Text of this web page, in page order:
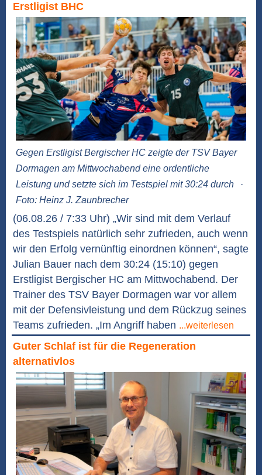
Erstligist BHC
Gegen Erstligist Bergischer HC zeigte der TSV Bayer
Dormagen am Mittwochabend eine ordentliche
Leistung und setzte sich im Testspiel mit 30:24 durch
·
Foto: Heinz J. Zaunbrecher
(06.08.26 / 7:33 Uhr) „Wir sind mit dem Verlauf
des Testspiels natürlich sehr zufrieden, auch wenn
wir den Erfolg vernünftig einordnen können“, sagte
Julian Bauer nach dem 30:24 (15:10) gegen
Erstligist Bergischer HC am Mittwochabend. Der
Trainer des TSV Bayer Dormagen war vor allem
mit der Defensivleistung und dem Rückzug seines
Teams zufrieden. „Im Angriff haben ...weiterlesen
Guter Schlaf ist für die Regeneration
alternativlos